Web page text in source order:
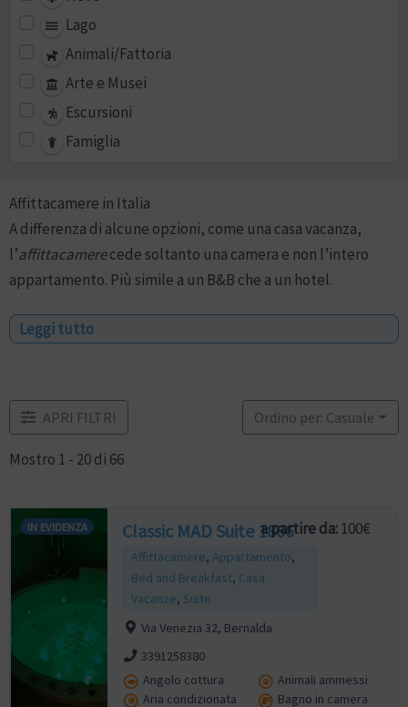
Lago
Animali/Fattoria
Arte e Musei
Escursioni
Famiglia
Affittacamere in Italia
A differenza di alcune opzioni, come una casa vacanza,
l’affittacamerecede soltanto una camera e non l’intero
appartamento. Più simile a un B&B che a un hotel.
Questi, a differenza del bed and breakfast che è una
potresti trovare tutti i servizi di un hotel.
Trova le offerte per i migliori
Leggi tutto
APRI FILTRI
Mostro 1 - 20 di 66
Ordino per: Casuale
Classic MAD Suite 1866
Affittacamere, Appartamento,
Bed and Breakfast, Casa
Vacanze, Suite
a partire da:100€
Via Venezia 32, Bernalda
3391258380
Angolo cottura
Animali ammessi
Aria condizionata
Bagno in camera
IN EVIDENZA